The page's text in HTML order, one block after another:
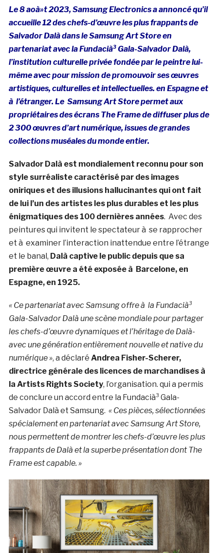
Le 8 aoà»t 2023, Samsung Electronics a annoncé qu’il
accueille 12 des chefs-d’œuvre les plus frappants de
Salvador Dalà­ dans le Samsung Art Store en
partenariat avec la Fundacià³ Gala-Salvador Dalà­,
l’institution culturelle privée fondée par le peintre lui-
même avec pour mission de promouvoir ses œuvres
artistiques, culturelles et intellectuelles. en Espagne et
à l’étranger. Le Samsung Art Store permet aux
propriétaires des écrans The Frame de diffuser plus de
2 300 œuvres d’art numérique, issues de grandes
collections muséales du monde entier.
Salvador Dalà­ est mondialement reconnu pour son
style surréaliste caractérisé par des images
oniriques et des illusions hallucinantes qui ont fait
de lui l’un des artistes les plus durables et les plus
énigmatiques des 100 dernières années. Avec des
peintures qui invitent le spectateur à se rapprocher
et à examiner l’interaction inattendue entre l’étrange
et le banal, Dalà­ captive le public depuis que sa
première œuvre a été exposée à Barcelone, en
Espagne, en 1925.
« Ce partenariat avec Samsung offre à la Fundacià³
Gala-Salvador Dalà­ une scène mondiale pour partager
les chefs-d’œuvre dynamiques et l’héritage de Dalà­
avec une génération entièrement nouvelle et native du
numérique », a déclaré Andrea Fisher-Scherer,
directrice générale des licences de marchandises à
la Artists Rights Society, l’organisation. qui a permis
de conclure un accord entre la Fundacià³ Gala-
Salvador Dalà­ et Samsung. « Ces pièces, sélectionnées
spécialement en partenariat avec Samsung Art Store,
nous permettent de montrer les chefs-d’œuvre les plus
frappants de Dalà­ et la superbe présentation dont The
Frame est capable. »